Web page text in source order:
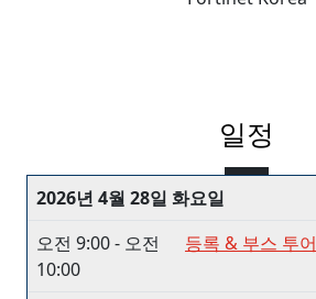
일정
2026년 4월 28일 화요일
오전 9:00 - 오전
10:00
등록 & 부스 투어